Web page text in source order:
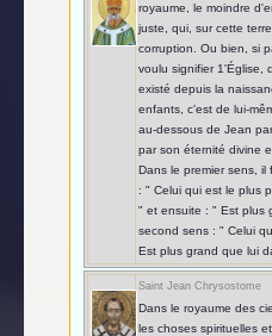
royaume, le moindre
juste, qui, sur cette
corruption. Ou bien, si
voulu signifier 1'Église,
existé depuis la
enfants, c'est de lui-
au-dessous de Jean
par son éternité divine
Dans le premier sens, il
: " Celui qui est le plus
" et ensuite : " Est plus
second sens : " Celui
Est plus grand que lui
Saint Jean Chrysostome
Dans le royaume des
les choses spirituelles